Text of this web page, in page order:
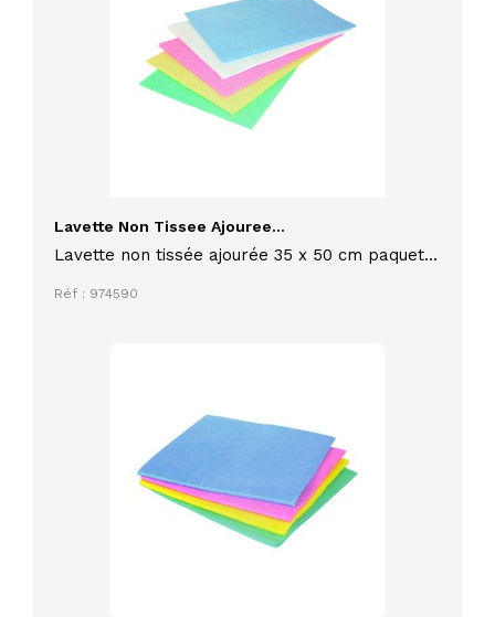
Lavette Non Tissee Ajouree...
Lavette non tissée ajourée 35 x 50 cm paquet
agréées contact alimentaire
Réf : 974590